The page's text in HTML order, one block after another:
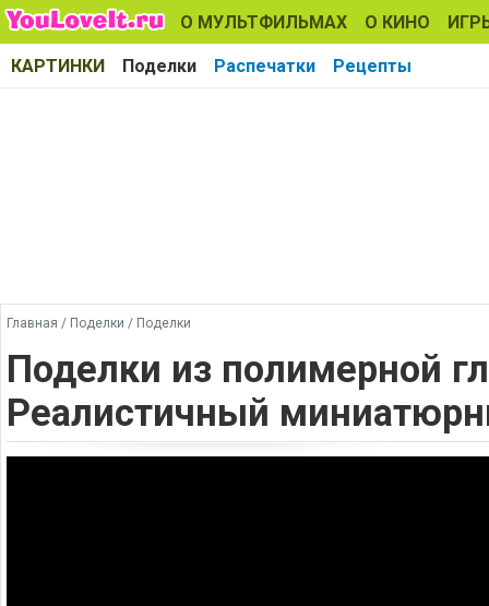
О МУЛЬТФИЛЬМАХ О КИНО
КАРТИНКИ Поделки Распечатки Рецепты
Главная / Поделки / Поделки
Поделки из полимерной
Реалистичный